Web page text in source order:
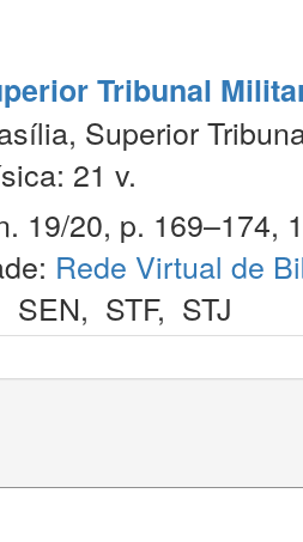
Tribunal
Superior
21 v.
19/20, p. 169–174,
Rede Virtual de
SEN, STF, STJ